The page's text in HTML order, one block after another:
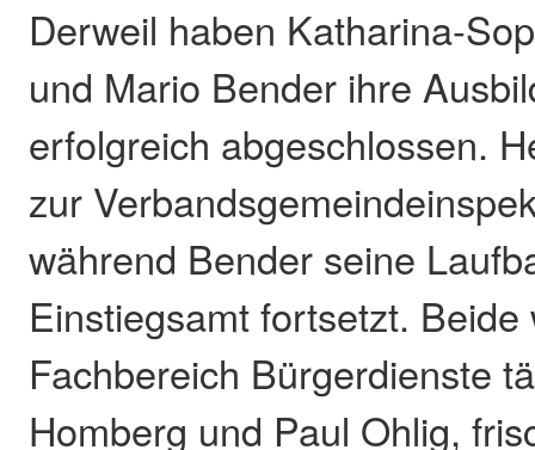
Derweil haben Katharina-
und Mario Bender ihre
erfolgreich abgeschlossen.
zur
während Bender seine
Einstiegsamt fortsetzt. Beide
Fachbereich Bürgerdienste
Homberg und Paul Ohlig,